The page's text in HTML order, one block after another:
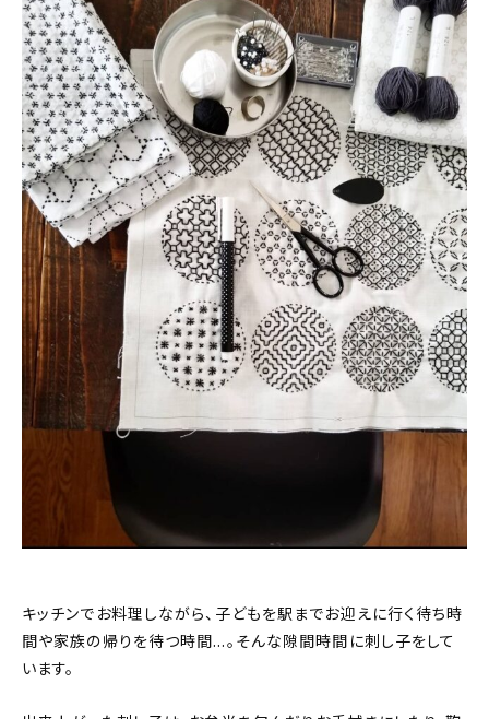
キッチンでお料理しながら、子どもを駅までお迎えに行く待ち時
間や家族の帰りを待つ時間…。そんな隙間時間に刺し子をして
います。